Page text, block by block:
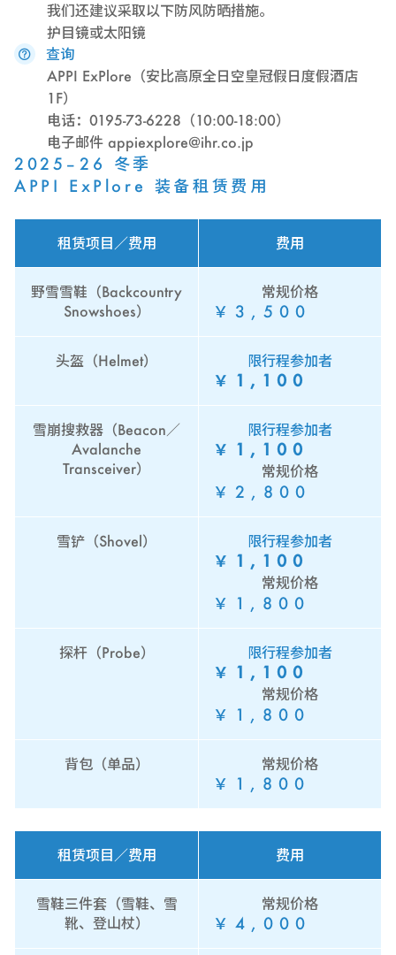
我们还建议采取以下防风防晒措施。
护目镜或太阳镜
查询
APPI ExPlore（安比高原全日空皇冠假日度假酒店
1F）
电话：0195-73-6228（10:00-18:00）
电子邮件 appiexplore@ihr.co.jp
2025–26 冬季
APPI ExPlore 装备租赁费用
租赁项目／费用 费用
野雪雪鞋（Backcountry
Snowshoes）
常规价格
￥3,500
头盔（Helmet） 限行程参加者
￥1,100
雪崩搜救器（Beacon／
Avalanche
Transceiver）
限行程参加者
￥1,100
常规价格
￥2,800
雪铲（Shovel） 限行程参加者
￥1,100
常规价格
￥1,800
探杆（Probe） 限行程参加者
￥1,100
常规价格
￥1,800
背包（单品） 常规价格
￥1,800
租赁项目／费用 费用
雪鞋三件套（雪鞋、雪
靴、登山杖）
常规价格
￥4,000